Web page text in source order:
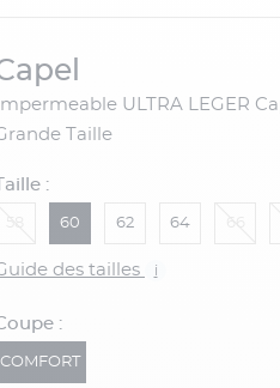
capel
Taille
Taille :
60 62 64
Guide des tailles i
Coupe :
COMFORT